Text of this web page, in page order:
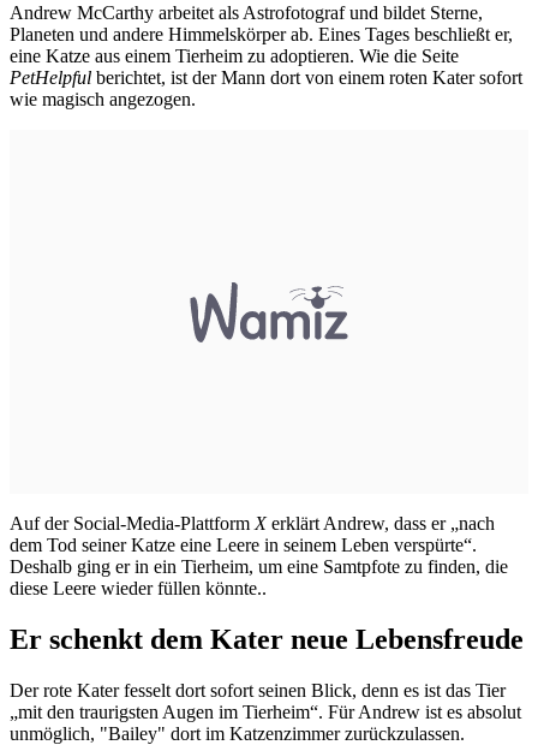
Andrew McCarthy arbeitet als Astrofotograf und bildet Sterne,
Planeten und andere Himmelskörper ab. Eines Tages beschließt er,
eine Katze aus einem Tierheim zu adoptieren. Wie die Seite
PetHelpful berichtet, ist der Mann dort von einem roten Katersofort
wie magisch angezogen.
Auf der Social-Media-Plattform Xerklärt Andrew, dass er „nach
dem Tod seiner Katze eine Leere in seinem Leben verspürte“.
Deshalb ging er in ein Tierheim, um eine Samtpfote zu finden, die
diese Leere wieder füllen könnte..
Er schenkt dem Kater neue Lebensfreude
Der rote Kater fesselt dort sofort seinen Blick, denn es ist das Tier
„mit den traurigsten Augen im Tierheim“. Für Andrew ist es absolut
unmöglich, "Bailey" dort im Katzenzimmer zurückzulassen.